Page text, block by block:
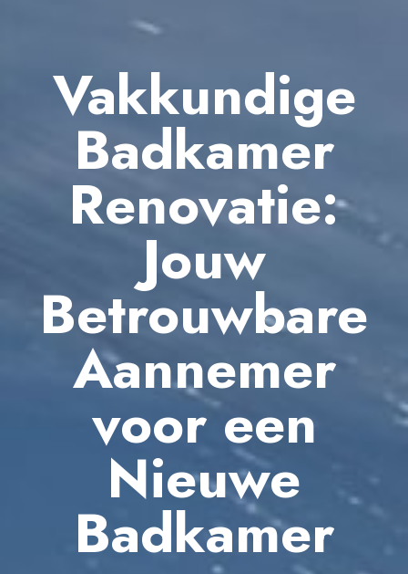
Vakkundige
Badkamer
Renovatie:
Jouw
Betrouwbare
Aannemer
voor een
Nieuwe
Badkamer